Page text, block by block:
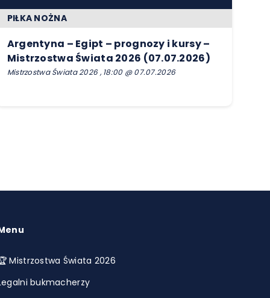
PIŁKA NOŻNA
Argentyna – Egipt – prognozy i kursy –
Mistrzostwa Świata 2026 (07.07.2026)
Mistrzostwa Świata 2026 , 18:00 @ 07.07.2026
Mistrzostwa Świata 2026
bukmacherzy